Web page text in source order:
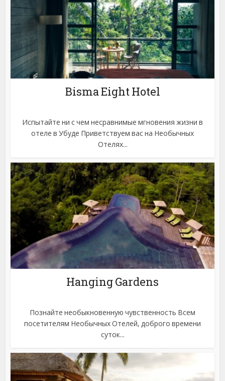
Bisma Eight Hotel
Испытайте ни с чем несравнимые мгновения жизни в
отеле в Убуде Приветствуем вас на Необычных
Отелях...
Hanging Gardens
Познайте необыкновенную чувственность Всем
посетителям Необычных Отелей, доброго времени
суток...